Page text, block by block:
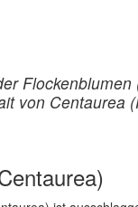
von Centaurea